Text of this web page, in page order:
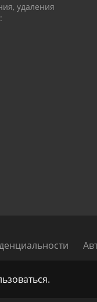
удаления
по всей